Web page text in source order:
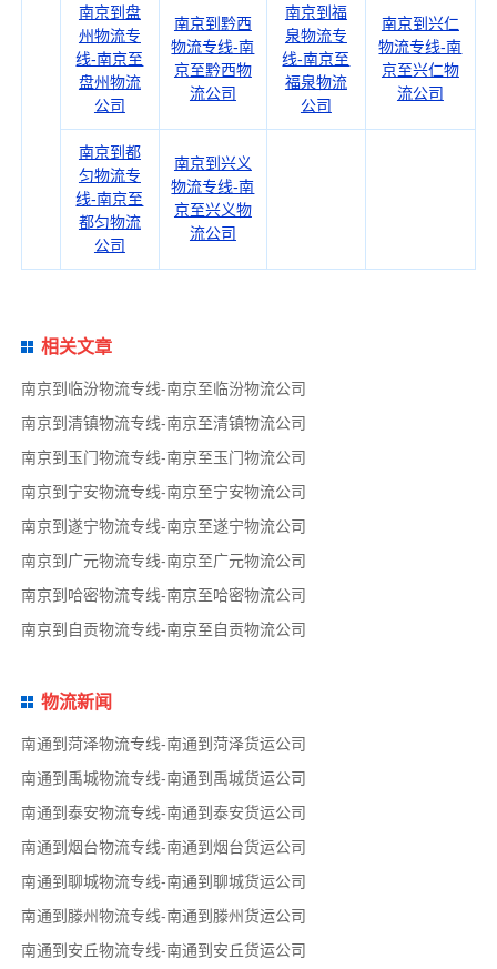
南京到盘
州物流专
线-南京至
盘州物流
公司
南京到黔西
物流专线-南
京至黔西物
流公司
南京到福
泉物流专
线-南京至
福泉物流
公司
南京到兴仁
物流专线-南
京至兴仁物
流公司
南京到都
匀物流专
线-南京至
都匀物流
公司
南京到兴义
物流专线-南
京至兴义物
流公司
相关文章
南京到临汾物流专线-南京至临汾物流公司
南京到清镇物流专线-南京至清镇物流公司
南京到玉门物流专线-南京至玉门物流公司
南京到宁安物流专线-南京至宁安物流公司
南京到遂宁物流专线-南京至遂宁物流公司
南京到广元物流专线-南京至广元物流公司
南京到哈密物流专线-南京至哈密物流公司
南京到自贡物流专线-南京至自贡物流公司
物流新闻
南通到菏泽物流专线-南通到菏泽货运公司
南通到禹城物流专线-南通到禹城货运公司
南通到泰安物流专线-南通到泰安货运公司
南通到烟台物流专线-南通到烟台货运公司
南通到聊城物流专线-南通到聊城货运公司
南通到滕州物流专线-南通到滕州货运公司
南通到安丘物流专线-南通到安丘货运公司